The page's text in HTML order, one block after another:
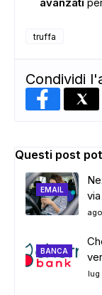
truffa
Condividi
Questi post
EMAIL
BANCA
lug